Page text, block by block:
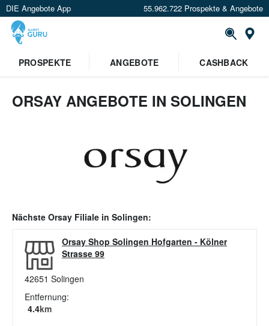
DIE Angebote App 55.962.722 Prospekte & Angebote
PROSPEKTE
ANGEBOTE CASHBACK
ORSAY ANGEBOTE IN SOLINGEN
Nächste Orsay Filiale in Solingen:
Orsay Shop Solingen Hofgarten - Kölner
Strasse 99
42651 Solingen
Entfernung:
4.4km